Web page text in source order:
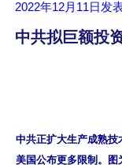
2022年12月11日 发
中共拟巨额投
中共正扩大生产成熟